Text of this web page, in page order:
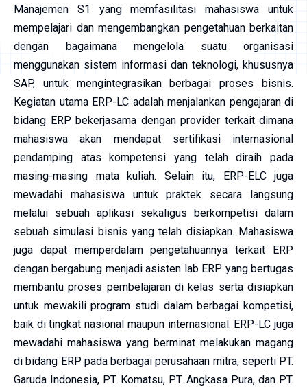
Manajemen S1 yang memfasilitasi mahasiswa untuk
mempelajari dan mengembangkan pengetahuan berkaitan
dengan bagaimana mengelola suatu organisasi
menggunakan sistem informasi dan teknologi, khususnya
SAP, untuk mengintegrasikan berbagai proses bisnis.
Kegiatan utama ERP-LC adalah menjalankan pengajaran di
bidang ERP bekerjasama dengan provider terkait dimana
mahasiswa akan mendapat sertifikasi internasional
pendamping atas kompetensi yang telah diraih pada
masing-masing mata kuliah. Selain itu, ERP-ELC juga
mewadahi mahasiswa untuk praktek secara langsung
melalui sebuah aplikasi sekaligus berkompetisi dalam
sebuah simulasi bisnis yang telah disiapkan. Mahasiswa
juga dapat memperdalam pengetahuannya terkait ERP
dengan bergabung menjadi asisten lab ERP yang bertugas
membantu proses pembelajaran di kelas serta disiapkan
untuk mewakili program studi dalam berbagai kompetisi,
baik di tingkat nasional maupun internasional. ERP-LC juga
mewadahi mahasiswa yang berminat melakukan magang
di bidang ERP pada berbagai perusahaan mitra, seperti PT.
Garuda Indonesia, PT. Komatsu, PT. Angkasa Pura, dan PT.